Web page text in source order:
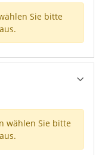
Sie bitte
wählen Sie bitte